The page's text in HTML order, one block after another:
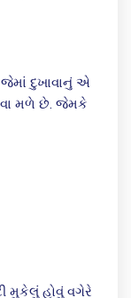
જેમાં દુખાવાનું એ
મળે છે. જેમકે
મુકેલું હોવું વગેરે